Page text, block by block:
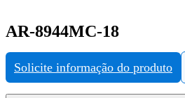
AR-8944MC-18
Solicite informação do produto